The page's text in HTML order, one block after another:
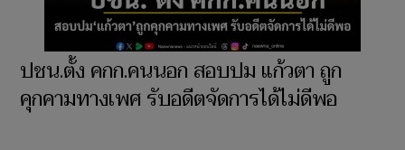
ปชน.ตั้ง คกก.คนนอก สอบปม แก้วตา ถูก
คุกคามทางเพศ รับอดีตจัดการได้ไม่ดีพอ